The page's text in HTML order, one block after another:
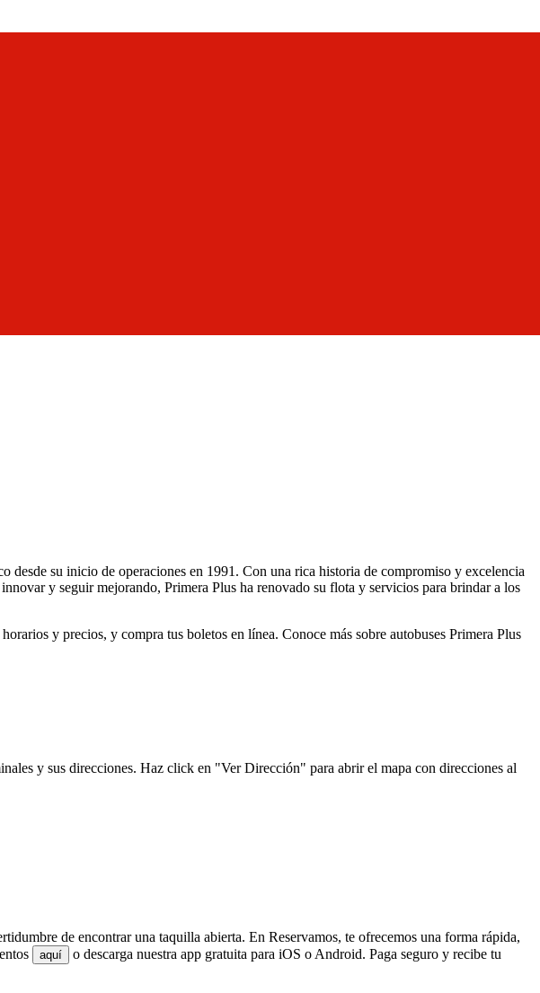
desde su inicio de operaciones en 1991. Con una rica historia de compromiso y excelencia
y seguir mejorando, Primera Plus ha renovado su flota y servicios para brindar a los
y precios, y compra tus boletos en línea. Conoce más sobre autobuses Primera Plus
y sus direcciones. Haz click en "Ver Dirección" para abrir el mapa con direcciones al
de encontrar una taquilla abierta. En Reservamos, te ofrecemos una forma rápida,
aquí
o descarga nuestra app gratuita para iOS o Android. Paga seguro y recibe tu